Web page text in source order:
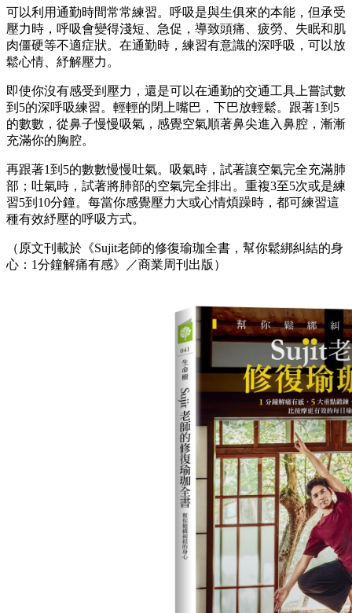
可以利用通勤時間常常練習。呼吸是與生俱來的本能，但承受
壓力時，呼吸會變得淺短、急促，導致頭痛、疲勞、失眠和肌
肉僵硬等不適症狀。在通勤時，練習有意識的深呼吸，可以放
鬆心情、紓解壓力。
即使你沒有感受到壓力，還是可以在通勤的交通工具上嘗試數
到5的深呼吸練習。輕輕的閉上嘴巴，下巴放輕鬆。跟著1到5
的數數，從鼻子慢慢吸氣，感覺空氣順著鼻尖進入鼻腔，漸漸
充滿你的胸腔。
再跟著1到5的數數慢慢吐氣。吸氣時，試著讓空氣完全充滿肺
部；吐氣時，試著將肺部的空氣完全排出。重複3至5次或是練
習5到10分鐘。每當你感覺壓力大或心情煩躁時，都可練習這
種有效紓壓的呼吸方式。
（原文刊載於《Sujit老師的修復瑜珈全書，幫你鬆綁糾結的身
心：1分鐘解痛有感》／商業周刊出版）